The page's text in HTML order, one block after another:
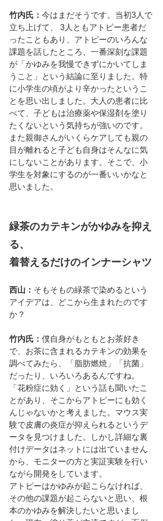
竹内氏： 今はまだそうです。当初3人で
立ち上げて、 3人ともアトピー患者だ
ったこともあり、アトピーのいろんな
課題を話したところ、一番深刻な課題
が「かゆみを我慢できずにかいてしま
うこと」という結論に至りました。特
に小学生の頃がより辛かったというこ
とを思い出しました。大人の患者に比
べて、子どもは治療薬や保湿剤を塗り
たくないという気持ちが強いのです。
また親御さんがいくらケアしても親の
目が離れると子ども自身はそんなに気
にしないことがあります。そこで、小
学生を対象にするのが一番いいかなと
思いました。
緑茶のカテキンがかゆみを抑え
る、
着替えるだけのインナーシャツ
西山： そもそもの緑茶で染めるという
アイデアは、どこから生まれたのです
か？
竹内氏： 僕自身がもともとお茶好き
で、お茶に含まれるカテキンの効果を
調べてみたら、「脂肪燃焼」「抗菌」
だったり、いろいろあるんですね。
「花粉症に効く」という話も聞いたこ
とがあり、そこからアトピーにも効く
んじゃないかと考えました。マウス実
験で皮膚の炎症が抑えられるというデ
ータを見つけました。しかし詳細な裏
付けデータはネットには出ていません
から、モニターの方と実証実験を行い
ながら開発をしています。
アトピーはかゆみが起こらなければ、
その他の課題が起こらないと思い、根
本のかゆみを解決したいと思いまし